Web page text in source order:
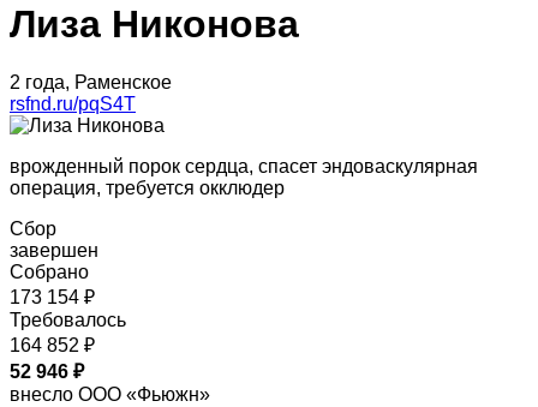
Лиза Никонова
2 года, Раменское
rsfnd.ru/pqS4T
врожденный порок сердца, спасет эндоваскулярная
операция, требуется окклюдер
Сбор
завершен
Собрано
173 154 ₽
Требовалось
164 852 ₽
52 946 ₽
внесло ООО «Фьюжн»